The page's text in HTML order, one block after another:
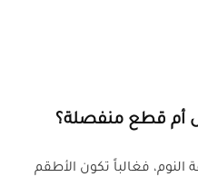
أم قطع منفصلة؟
فغالباً تكون الأطقم